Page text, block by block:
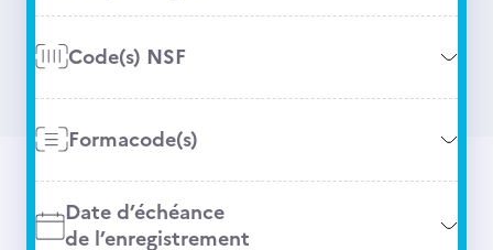
Code(s) NSF
Formacode(s)
Date d’échéance
de l’enregistrement